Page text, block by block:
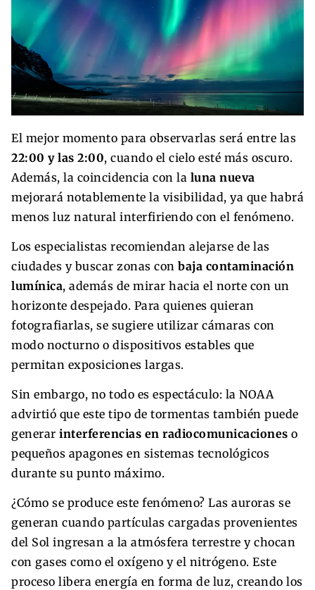
El mejor momento para observarlas será entre las
22:00 y las 2:00, cuando el cielo esté más oscuro.
Además, la coincidencia con la luna nueva
mejorará notablemente la visibilidad, ya que habrá
menos luz natural interfiriendo con el fenómeno.
Los especialistas recomiendan alejarse de las
ciudades y buscar zonas con baja contaminación
lumínica, además de mirar hacia el norte con un
horizonte despejado. Para quienes quieran
fotografiarlas, se sugiere utilizar cámaras con
modo nocturno o dispositivos estables que
permitan exposiciones largas.
Sin embargo, no todo es espectáculo: la NOAA
advirtió que este tipo de tormentas también puede
generar interferencias en radiocomunicaciones o
pequeños apagones en sistemas tecnológicos
durante su punto máximo.
¿Cómo se produce este fenómeno? Las auroras se
generan cuando partículas cargadas provenientes
del Sol ingresan a la atmósfera terrestre y chocan
con gases como el oxígeno y el nitrógeno. Este
proceso libera energía en forma de luz, creando los